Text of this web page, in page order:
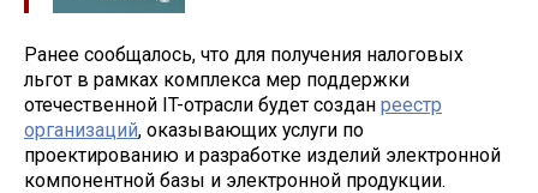
Ранее сообщалось, что для получения налоговых
льгот в рамках комплекса мер поддержки
отечественной IT-отрасли будет создан реестр
организаций, оказывающих услуги по
проектированию и разработке изделий электронной
компонентной базы и электронной продукции.